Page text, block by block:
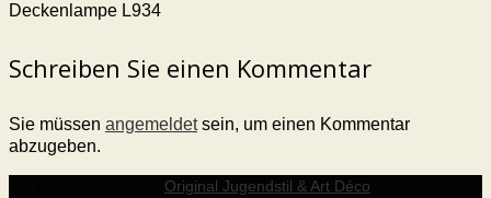
Deckenlampe L934
Schreiben Sie einen Kommentar
Sie müssen angemeldetsein, um einen Kommentar
abzugeben.
Original Jugendstil & Art Déco